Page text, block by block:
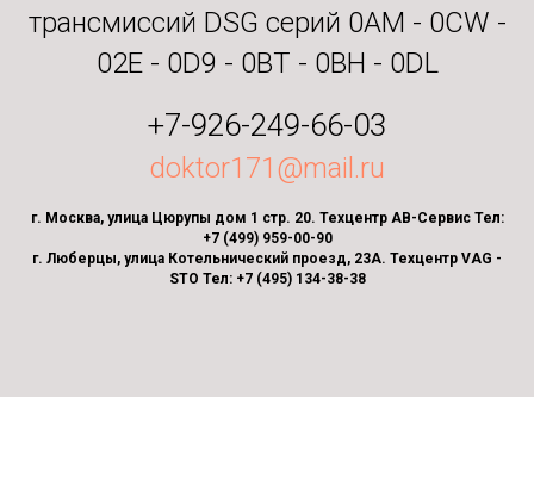
трансмиссий DSG серий 0AM - 0CW -
02E - 0D9 - 0BT - 0BH - 0DL
+7-926-249-66-03
doktor171@mail.ru
г. Москва, улица Цюрупы дом 1 стр. 20. Техцентр АВ-Сервис Тел:
+7 (499) 959-00-90
г. Люберцы, улица Котельнический проезд, 23А. Техцентр VAG -
STO Тел: +7 (495) 134-38-38